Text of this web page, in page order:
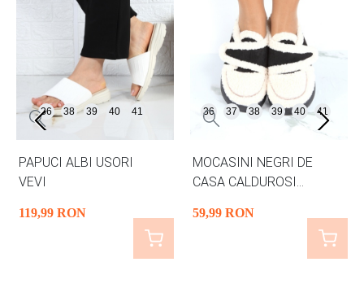
36 38 39 40 41
PAPUCI ALBI USORI
VEVI
119,99 RON
36 37 38 39 40 41
MOCASINI NEGRI DE
CASA CALDUROSI
59,99 RON